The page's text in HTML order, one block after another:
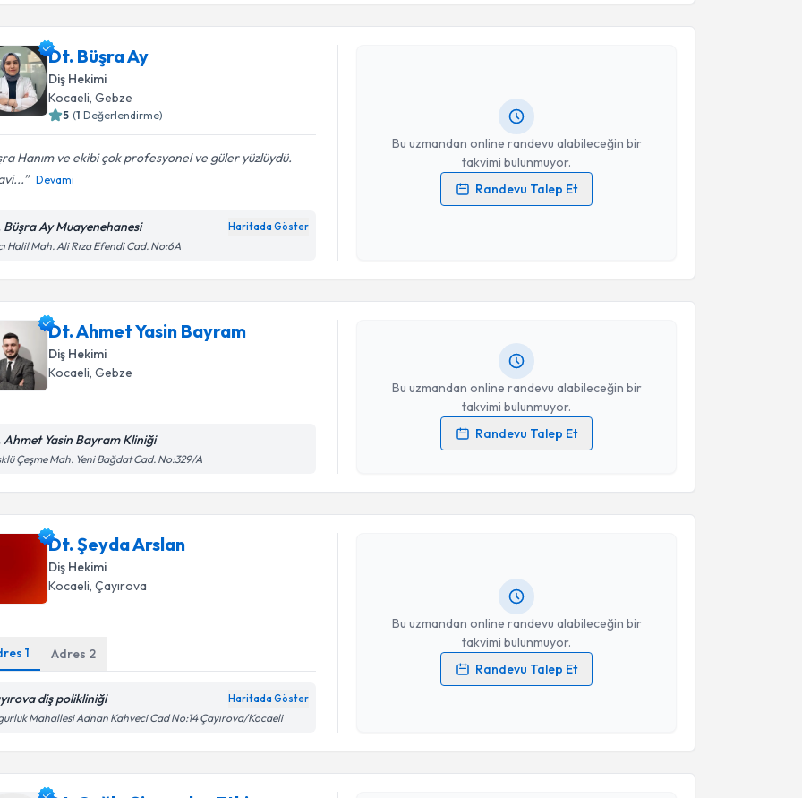
Dt. Büşra Ay
Diş Hekimi
Kocaeli , Gebze
5 (1 Değerlendirme)
Hanım ve ekibi çok profesyonel ve güler yüzlüydü.
Devamı
Büşra Ay Muayenehanesi Haritada Göster
Halil Mah. Ali Rıza Efendi Cad. No:6A
Bu uzmandan online randevu alabileceğin bir
takvimi bulunmuyor.
Randevu Talep Et
Dt. Büşra Ay
Kişisel verilerimin işlenmesine ilişkinAydınlatma Metni
Takvim Talebini Gönder
Dt. Ahmet Yasin Bayram
Diş Hekimi
Kocaeli , Gebze
Ahmet Yasin Bayram Kliniği
Çeşme Mah. Yeni Bağdat Cad. No:329/A
Bu uzmandan online randevu alabileceğin bir
takvimi bulunmuyor.
Randevu Talep Et
Kişisel verilerimin işlenmesine ilişkinAydınlatma Metni
Dt. Şeyda Arslan
Diş Hekimi
Kocaeli , Çayırova
1 Adres 2
diş polikliniği Haritada Göster
Mahallesi Adnan Kahveci Cad No:14 Çayırova/Kocaeli
Bu uzmandan online randevu alabileceğin bir
takvimi bulunmuyor.
Randevu Talep Et
Randevu Takvimi Talebi
Kişisel verilerimin işlenmesine ilişkinAydınlatma Metni
Takvim Talebini Gönder
Dt. Çağla Şişmanlar Etkiniçin randevu takvimi talebi
oluşturun. Size bu uzmandan randevu almanız için bir takvim